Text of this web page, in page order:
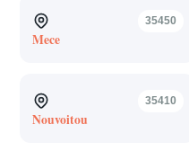
35450
Mece
35410
Nouvoitou